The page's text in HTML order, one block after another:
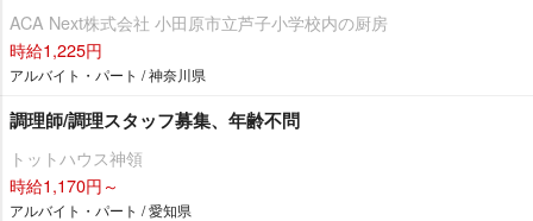
ACA Next株式会社 小田原市立芦子小学校内の厨房
時給1,225円
アルバイト・パート / 神奈川県
調理師/調理スタッフ募集、年齢不問
トットハウス神領
時給1,170円～
アルバイト・パート / 愛知県